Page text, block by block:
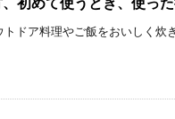
初めて使うとき、使っ
ドア料理やご飯をおいしく炊